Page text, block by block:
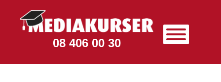
08 406 00 30